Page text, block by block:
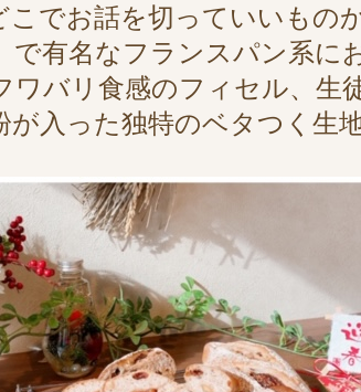
こでお話を切っていいもの
で有名なフランスパン系に
ワバリ食感のフィセル、生
が入った独特のベタつく生